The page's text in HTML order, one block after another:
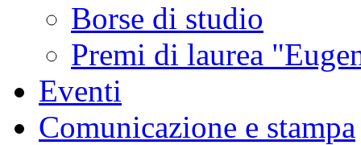
Borse di studio
Premi di laurea
Eventi
Comunicazione e stampa